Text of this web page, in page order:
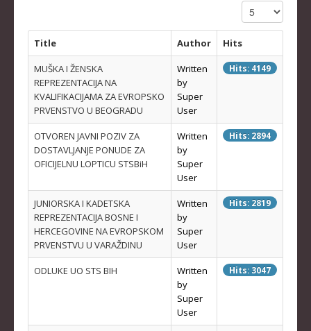
KADETI
KADETKINJE
MLAĐI KADETI
NAJMLAĐI KADETI
NAJMLAĐE KADETKINJE
DOKUMENTI
KALENDARI I RASPOREDI
BILTENI TAKMIČENJA
Display #
Title Author Hits
MUŠKA I ŽENSKA
REPREZENTACIJA NA
KVALIFIKACIJAMA ZA EVROPSKO
PRVENSTVO U BEOGRADU
Written
by
Super
User
Hits: 4149
OTVOREN JAVNI POZIV ZA
DOSTAVLJANJE PONUDE ZA
OFICIJELNU LOPTICU STSBiH
Written
by
Super
User
Hits: 2894
JUNIORSKA I KADETSKA
REPREZENTACIJA BOSNE I
HERCEGOVINE NA EVROPSKOM
PRVENSTVU U VARAŽDINU
Written
by
Super
User
Hits: 2819
ODLUKE UO STS BIH
Written
by
Super
User
Hits: 3047